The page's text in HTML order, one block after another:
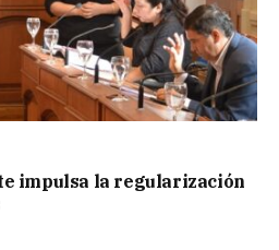
impulsa la regularización